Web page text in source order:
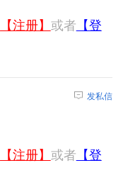
【注册】 或者 【登
发私信
【注册】 或者 【登